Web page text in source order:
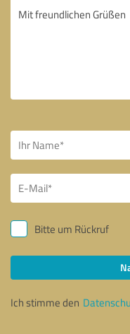
Bitte um Rückruf
Ich stimme den